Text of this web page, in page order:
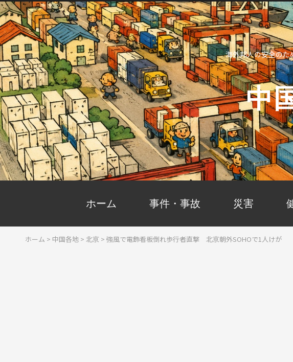
海外邦人の安全の
中
ホーム 事件・事故 災害
ホーム > 中国各地 >北京 >強風で電飾看板倒れ歩行者直撃 北京朝外SOHOで1人けが